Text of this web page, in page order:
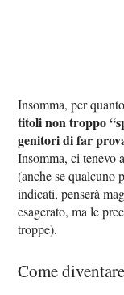
Insomma, per
titoli non troppo
genitori di far
Insomma, ci tenevo
(anche se qualcuno
indicati, penserà
esagerato, ma le
troppe).
Come